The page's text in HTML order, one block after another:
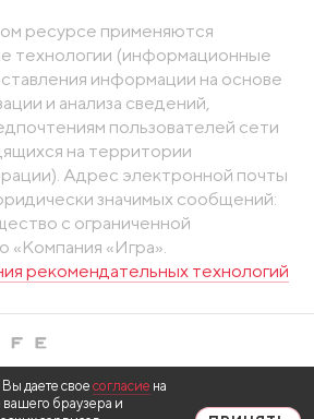
ресурсе применяются
технологии (информационные
информации на основе
и анализа сведений,
пользователей сети
на территории
Адрес электронной почты
значимых сообщений:
с ограниченной
«Компания «Игра».
рекомендательных технологий
даете свое согласие на
браузера и